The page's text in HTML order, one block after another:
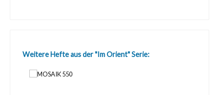
Produktgalerie überspringen
Weitere Hefte aus der "Im Orient" Serie: